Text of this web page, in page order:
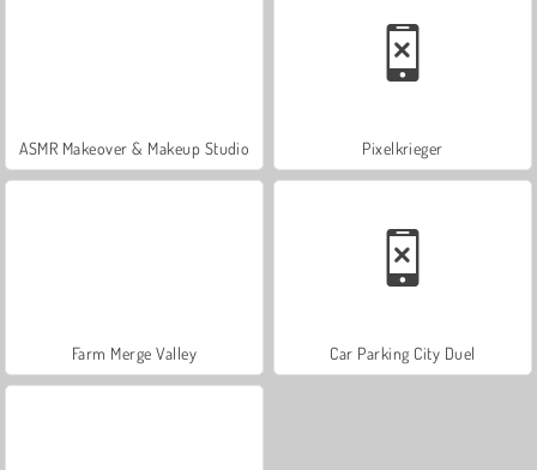
ASMR Makeover & Makeup Studio Pixelkrieger
Farm Merge Valley Car Parking City Duel